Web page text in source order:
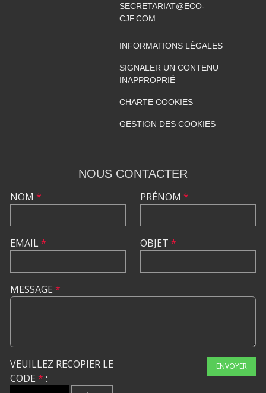
SECRETARIAT@ECO-
CJF.COM
INFORMATIONS LÉGALES
SIGNALER UN CONTENU
INAPPROPRIÉ
CHARTE COOKIES
GESTION DES COOKIES
NOUS CONTACTER
NOM *
EMAIL*
PRÉNOM *
OBJET *
MESSAGE *
VEUILLEZ RECOPIER LE
CODE * :
ENVOYER